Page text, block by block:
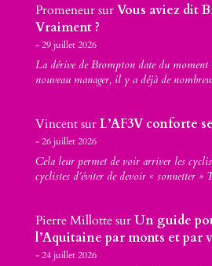
PromeneursurVous aviez dit
Vraiment ?
29 juillet 2026
La dérive de Brompton date du moment
nouveau manager, il y a déjà de
VincentsurL’AF3V conforte
26 juillet 2026
Cela leur permet de voir arriver les
cyclistes d’éviter de devoir « sonnetter »
Pierre MillottesurUn guide
l’Aquitaine par monts et par
24 juillet 2026